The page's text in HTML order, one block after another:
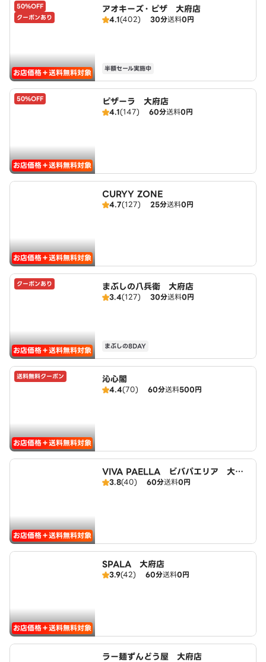
50%OFF
クーポンあり
お店価格＋送料無料対象
アオキーズ・ピザ 大府店
4.1(402) 30分送料0円
半額セール実施中
50%OFF
お店価格＋送料無料対象
ピザーラ 大府店
4.1(147) 60分送料0円
お店価格＋送料無料対象
CURYY ZONE
4.7(127) 25分送料0円
クーポンあり
お店価格＋送料無料対象
まぶしの八兵衛 大府店
3.4(127) 30分送料0円
まぶしの8DAY
送料無料クーポン
お店価格＋送料無料対象
沁心閣
4.4(70) 60分送料500円
お店価格＋送料無料対象
VIVA PAELLA ビバパエリア 大府
店3.8(40) 60分送料0円
お店価格＋送料無料対象
SPALA 大府店
3.9(42) 60分送料0円
ラー麺ずんどう屋 大府店